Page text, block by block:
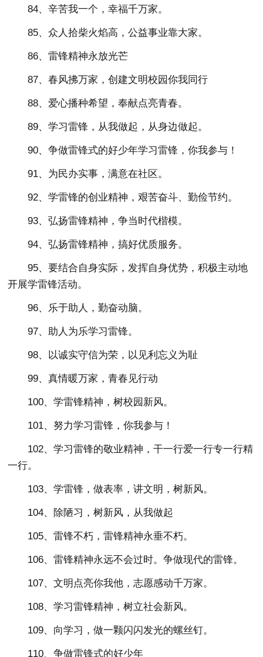
84、辛苦我一个，幸福千万家。
85、众人拾柴火焰高，公益事业靠大家。
86、雷锋精神永放光芒
87、春风拂万家，创建文明校园你我同行
88、爱心播种希望，奉献点亮青春。
89、学习雷锋，从我做起，从身边做起。
90、争做雷锋式的好少年学习雷锋，你我参与！
91、为民办实事，满意在社区。
92、学雷锋的创业精神，艰苦奋斗、勤俭节约。
93、弘扬雷锋精神，争当时代楷模。
94、弘扬雷锋精神，搞好优质服务。
95、要结合自身实际，发挥自身优势，积极主动地
开展学雷锋活动。
96、乐于助人，勤奋动脑。
97、助人为乐学习雷锋。
98、以诚实守信为荣，以见利忘义为耻
99、真情暖万家，青春见行动
100、学雷锋精神，树校园新风。
101、努力学习雷锋，你我参与！
102、学习雷锋的敬业精神，干一行爱一行专一行精
一行。
103、学雷锋，做表率，讲文明，树新风。
104、除陋习，树新风，从我做起
105、雷锋不朽，雷锋精神永垂不朽。
106、雷锋精神永远不会过时。争做现代的雷锋。
107、文明点亮你我他，志愿感动千万家。
108、学习雷锋精神，树立社会新风。
109、向学习，做一颗闪闪发光的螺丝钉。
110、争做雷锋式的好少年